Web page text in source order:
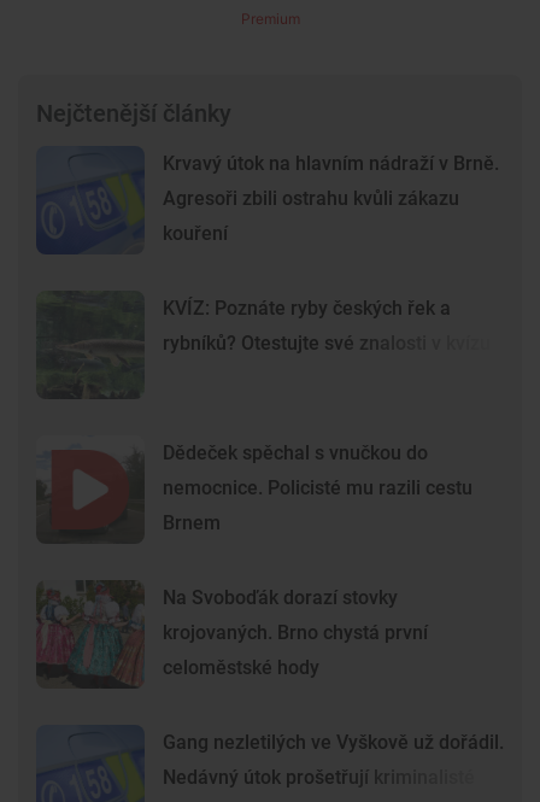
Premium
Nejčtenější články
Krvavý útok na hlavním nádraží v Brně.
Agresoři zbili ostrahu kvůli zákazu
kouření
KVÍZ: Poznáte ryby českých řek a
rybníků? Otestujte své znalosti v kvízu
Dědeček spěchal s vnučkou do
nemocnice. Policisté mu razili cestu
Brnem
Na Svoboďák dorazí stovky
krojovaných. Brno chystá první
celoměstské hody
Gang nezletilých ve Vyškově už dořádil.
Nedávný útok prošetřují kriminalisté